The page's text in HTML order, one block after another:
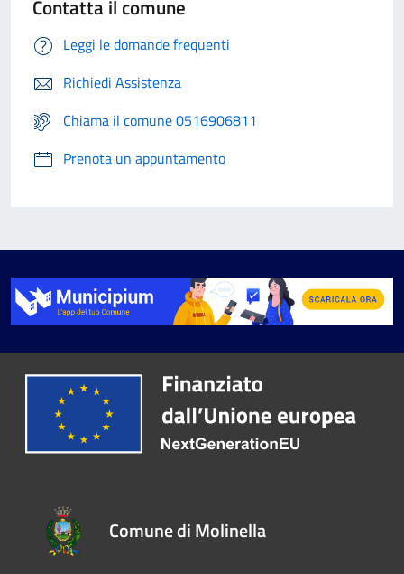
Contatta il comune
Leggi le domande frequenti
Richiedi Assistenza
Chiama il comune 0516906811
Prenota un appuntamento
Comune di Molinella